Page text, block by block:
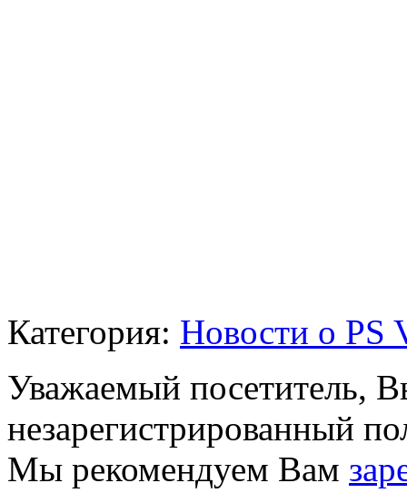
Категория: Новости о PS
Уважаемый посетитель,
незарегистрированный
Мы рекомендуем Вам